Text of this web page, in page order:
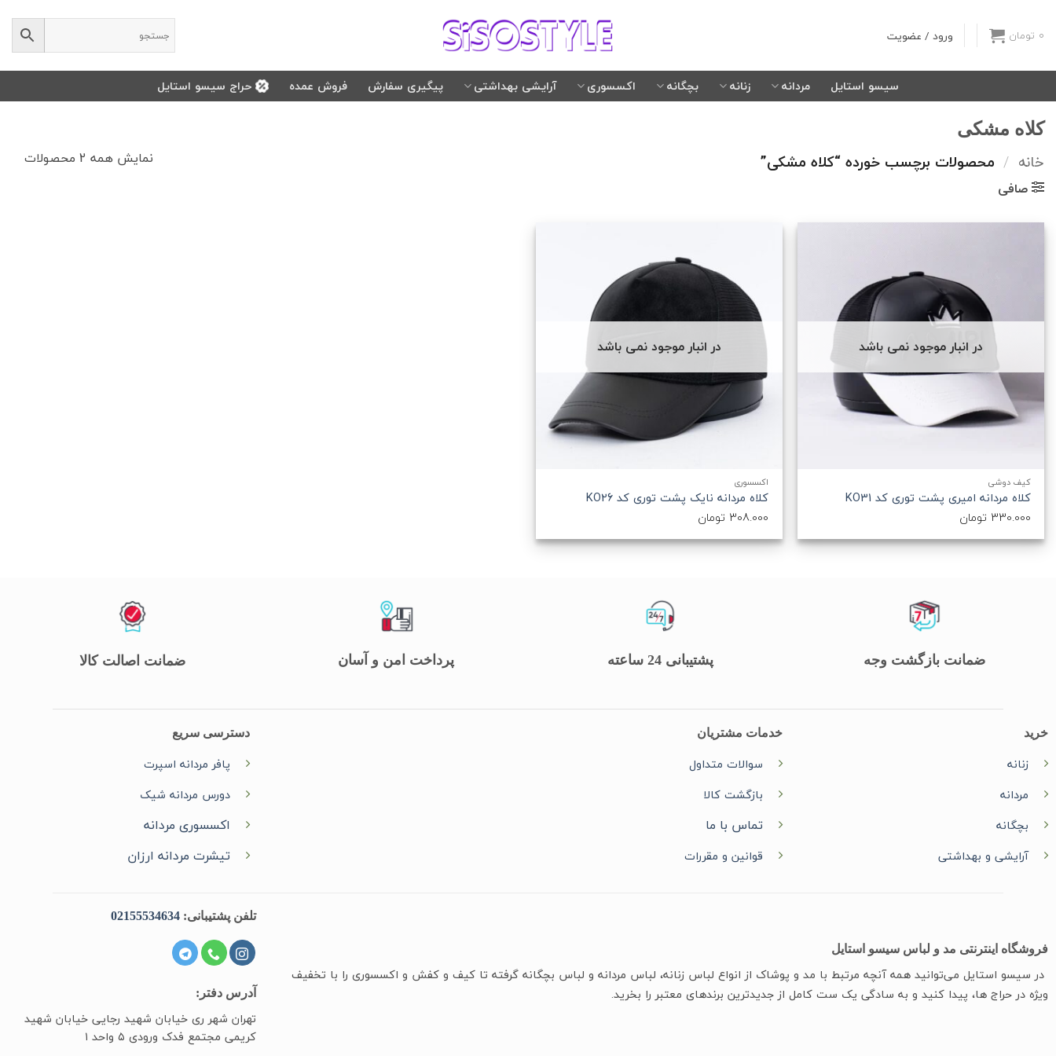
content
0 تومان ورود / عضویت
سیسو استایل مردانه زنانه بچگانه اکسسوری آرایشی بهداشتی پیگیری سفارش فروش عمده حراج سیسو استایل
کلاه مشکی
خانه / محصولات برچسب خورده “کلاه مشکی”
صافی
نمایش همه 2 محصولات
در انبار موجود نمی باشد
کیف دوشی
کلاه مردانه امیری پشت توری کد KO31
330.000 تومان
در انبار موجود نمی باشد
اکسسوری
کلاه مردانه نایک پشت توری کد KO26
308.000 تومان
ضمانت بازگشت وجه پشتیبانی 24 ساعته پرداخت امن و آسان ضمانت اصالت کالا
خرید
زنانه
مردانه
بچگانه
آرایشی و بهداشتی
خدمات مشتریان
سوالات متداول
بازگشت کالا
تماس با ما
قوانین و مقررات
دسترسی سریع
پافر مردانه اسپرت
دورس مردانه شیک
اکسسوری مردانه
تیشرت مردانه ارزان
فروشگاه اینترنتی مد و لباس سیسو استایل
در سیسو ‌استایل می‌توانید همه آنچه مرتبط با مد و پوشاک از انواع لباس زنانه، لباس مردانه و لباس بچگانه گرفته تا کیف و کفش و اکسسوری را با تخفیف
ویژه در حراج ها، پیدا کنید و به سادگی یک ست کامل از جدیدترین‌ برندهای معتبر را بخرید.
تلفن پشتیبانی: 02155534634
آدرس دفتر:
تهران شهر ری خیابان شهید رجایی خیابان شهید
کریمی مجتمع فدک ورودی ۵ واحد ۱